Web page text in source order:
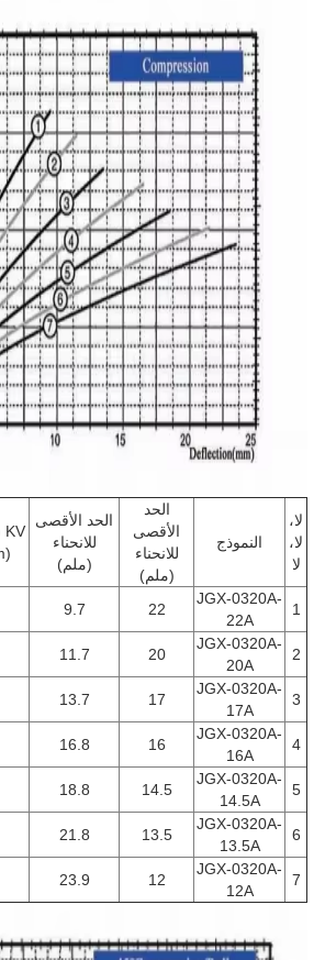
لا،
لا،
لا
النموذج
الحد
الأقصى
للانحناء
(ملم)
الحد الأقصى
للانحناء
(ملم)
KV ((اهتزاز)
JGX-0320A-
22A
22
9.7
2
JGX-0320A-
20A
20
11.7
3
JGX-0320A-
17A
17
13.7
4
JGX-0320A-
16A
16
16.8
5
JGX-0320A-
14.5A
14.5
18.8
6
JGX-0320A-
13.5A
13.5
21.8
7
JGX-0320A-
12A
12
23.9